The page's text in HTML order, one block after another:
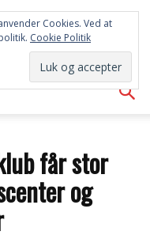
får stor
og
Cookies. Ved at
Cookie Politik